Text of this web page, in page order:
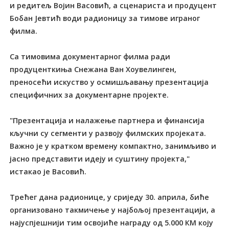
и редитељ Војин Васовић, а сценариста и продуцент
Бобан Јевтић води радионицу за тимове играног
филма.
Са тимовима документарног филма ради
продуценткиња Снежана Ван Хоувелинген,
преносећи искуство у осмишљавању презентација
специфичних за документарне пројекте.
"Презентација и налажење партнера и финансија
кључни су сегменти у развоју филмских пројеката.
Важно је у кратком времену компактно, занимљиво и
јасно представити идеју и суштину пројекта,"
истакао је Васовић.
Трећег дана радионице, у сриједу 30. априла, биће
организовано такмичење у најбољој презентацији, а
најуспјешнији тим освојиће награду од 5.000 КМ коју